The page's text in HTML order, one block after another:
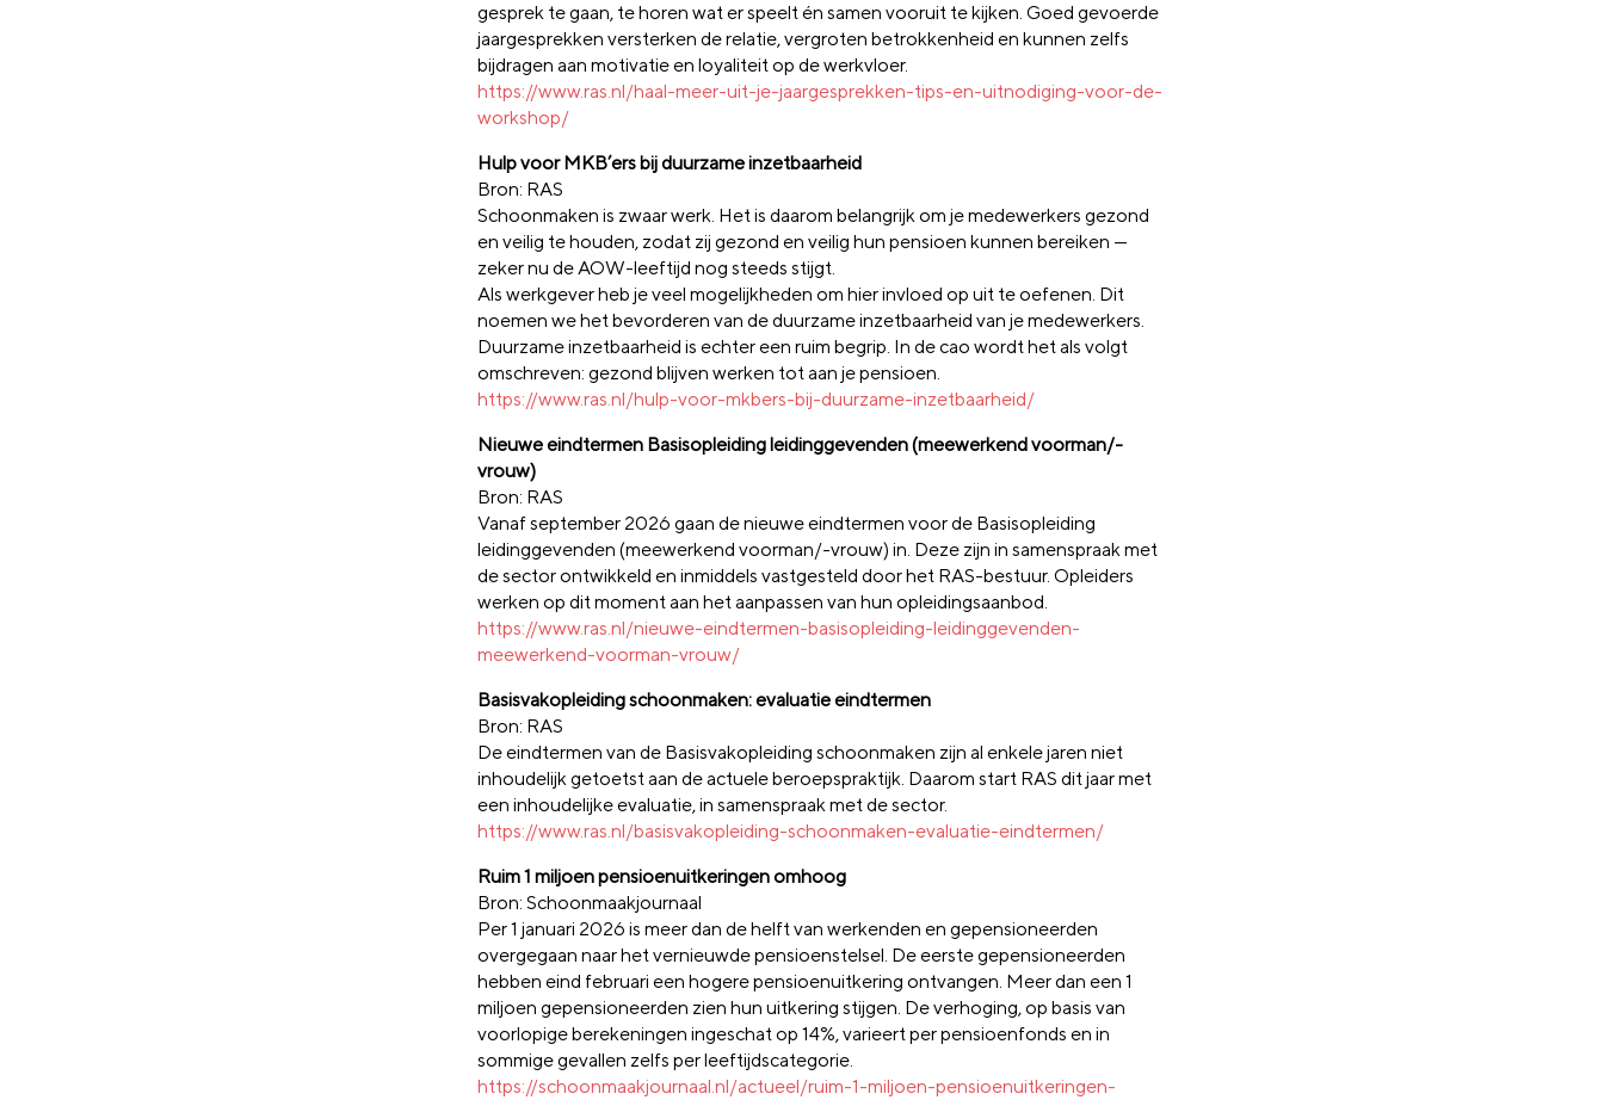
gesprek te gaan, te horen wat er speelt én samen vooruit te kijken. Goed gevoerde
jaargesprekken versterken de relatie, vergroten betrokkenheid en kunnen zelfs
bijdragen aan motivatie en loyaliteit op de werkvloer.
https://www.ras.nl/haal-meer-uit-je-jaargesprekken-tips-en-uitnodiging-voor-de-
workshop/
Hulp voor MKB’ers bij duurzame inzetbaarheid
Bron: RAS
Schoonmaken is zwaar werk. Het is daarom belangrijk om je medewerkers gezond
en veilig te houden, zodat zij gezond en veilig hun pensioen kunnen bereiken —
zeker nu de AOW-leeftijd nog steeds stijgt.
Als werkgever heb je veel mogelijkheden om hier invloed op uit te oefenen. Dit
noemen we het bevorderen van de duurzame inzetbaarheid van je medewerkers.
Duurzame inzetbaarheid is echter een ruim begrip. In de cao wordt het als volgt
omschreven: gezond blijven werken tot aan je pensioen.
https://www.ras.nl/hulp-voor-mkbers-bij-duurzame-inzetbaarheid/
Nieuwe eindtermen Basisopleiding leidinggevenden (meewerkend voorman/-
vrouw)
Bron: RAS
Vanaf september 2026 gaan de nieuwe eindtermen voor de Basisopleiding
leidinggevenden (meewerkend voorman/-vrouw) in. Deze zijn in samenspraak met
de sector ontwikkeld en inmiddels vastgesteld door het RAS-bestuur. Opleiders
werken op dit moment aan het aanpassen van hun opleidingsaanbod.
https://www.ras.nl/nieuwe-eindtermen-basisopleiding-leidinggevenden-
meewerkend-voorman-vrouw/
Basisvakopleiding schoonmaken: evaluatie eindtermen
Bron: RAS
De eindtermen van de Basisvakopleiding schoonmaken zijn al enkele jaren niet
inhoudelijk getoetst aan de actuele beroepspraktijk. Daarom start RAS dit jaar met
een inhoudelijke evaluatie, in samenspraak met de sector.
https://www.ras.nl/basisvakopleiding-schoonmaken-evaluatie-eindtermen/
Ruim 1 miljoen pensioenuitkeringen omhoog
Bron: Schoonmaakjournaal
Per 1 januari 2026 is meer dan de helft van werkenden en gepensioneerden
overgegaan naar het vernieuwde pensioenstelsel. De eerste gepensioneerden
hebben eind februari een hogere pensioenuitkering ontvangen. Meer dan een 1
miljoen gepensioneerden zien hun uitkering stijgen. De verhoging, op basis van
voorlopige berekeningen ingeschat op 14%, varieert per pensioenfonds en in
sommige gevallen zelfs per leeftijdscategorie.
https://schoonmaakjournaal.nl/actueel/ruim-1-miljoen-pensioenuitkeringen-